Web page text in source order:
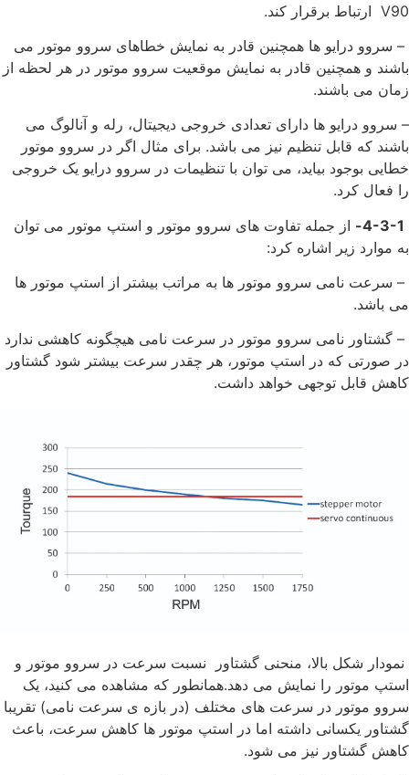
V90 ارتباط برقرار کند.
– سروو درایو ها همچنین قادر به نمایش خطاهای سروو موتور می
باشند و همچنین قادر به نمایش موقعیت سروو موتور در هر لحظه از
زمان می باشند.
– سروو درایو ها دارای تعدادی خروجی دیجیتال، رله و آنالوگ می
باشند که قابل تنظیم نیز می باشد. برای مثال اگر در سروو موتور
خطایی بوجود بیاید، می توان با تنظیمات در سروو درایو یک خروجی
را فعال کرد.
4-3-1-
از جمله تفاوت های سروو موتور و استپ موتور می توان
به موارد زیر اشاره کرد:
– سرعت نامی سروو موتور ها به مراتب بیشتر از استپ موتور ها
می باشد.
– گشتاور نامی سروو موتور در سرعت نامی هیچگونه کاهشی ندارد
در صورتی که در استپ موتور، هر چقدر سرعت بیشتر شود گشتاور
کاهش قابل توجهی خواهد داشت.
نمودار شکل بالا، منحنی گشتاور نسبت سرعت در سروو موتور و
استپ موتور را نمایش می دهد.همانطور که مشاهده می کنید، یک
سروو موتور در سرعت های مختلف (در بازه ی سرعت نامی) تقریبا
گشتاور یکسانی داشته اما در استپ موتور ها کاهش سرعت، باعث
کاهش گشتاور نیز می شود.